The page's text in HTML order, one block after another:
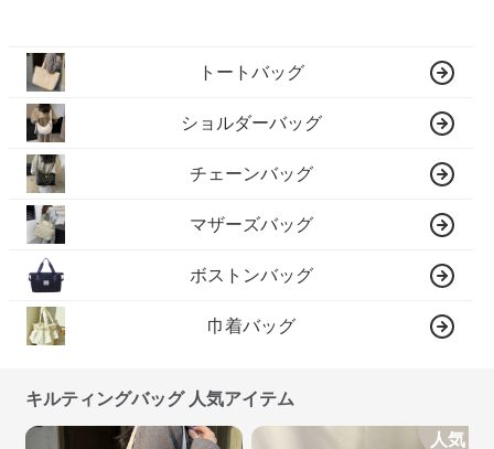
トートバッグ
ショルダーバッグ
チェーンバッグ
マザーズバッグ
ボストンバッグ
巾着バッグ
キルティングバッグ 人気アイテム
人気